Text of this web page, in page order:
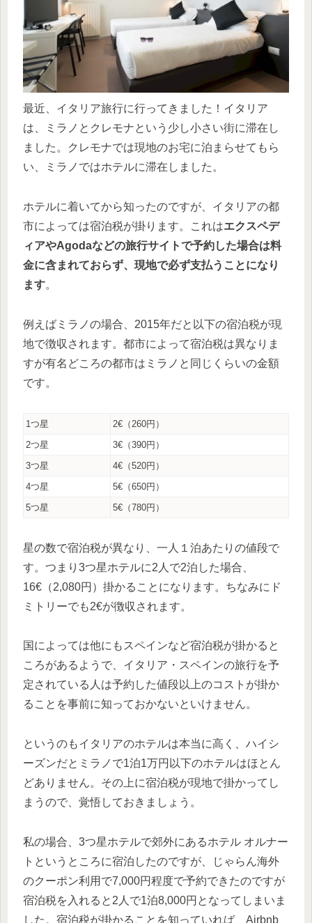
最近、イタリア旅行に行ってきました！イタリア
は、ミラノとクレモナという少し小さい街に滞在し
ました。クレモナでは現地のお宅に泊まらせてもら
い、ミラノではホテルに滞在しました。
ホテルに着いてから知ったのですが、イタリアの都
市によっては宿泊税が掛ります。これはエクスペデ
ィアやAgodaなどの旅行サイトで予約した場合は料
金に含まれておらず、現地で必ず支払うことになり
ます。
例えばミラノの場合、2015年だと以下の宿泊税が現
地で徴収されます。都市によって宿泊税は異なりま
すが有名どころの都市はミラノと同じくらいの金額
です。
1つ星
2€（260円）
2つ星
3€（390円）
3つ星
4€（520円）
4つ星
5€（650円）
5つ星
5€（780円）
星の数で宿泊税が異なり、一人１泊あたりの値段で
す。つまり3つ星ホテルに2人で2泊した場合、
16€（2,080円）掛かることになります。ちなみにド
ミトリーでも2€が徴収されます。
国によっては他にもスペインなど宿泊税が掛かると
ころがあるようで、イタリア・スペインの旅行を予
定されている人は予約した値段以上のコストが掛か
ることを事前に知っておかないといけません。
というのもイタリアのホテルは本当に高く、ハイシ
ーズンだとミラノで1泊1万円以下のホテルはほとん
どありません。その上に宿泊税が現地で掛かってし
まうので、覚悟しておきましょう。
私の場合、3つ星ホテルで郊外にあるホテル オルナー
トというところに宿泊したのですが、じゃらん海外
のクーポン利用で7,000円程度で予約できたのですが
宿泊税を入れると2人で1泊8,000円となってしまいま
した。宿泊税が掛かることを知っていれば、Airbnb